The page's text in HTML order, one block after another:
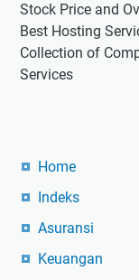
Stock Price and
Best Hosting
Collection of
Services
Home
Indeks
Asuransi
Keuangan